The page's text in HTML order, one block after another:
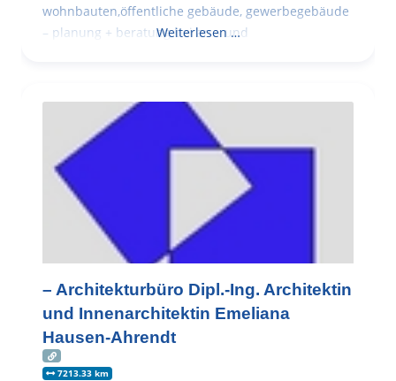
wohnbauten,öffentliche gebäude, gewerbegebäude
– planung + beratung bei an – und
Weiterlesen …
– Architekturbüro Dipl.-Ing. Architektin
und Innenarchitektin Emeliana
Hausen-Ahrendt
7213.33 km